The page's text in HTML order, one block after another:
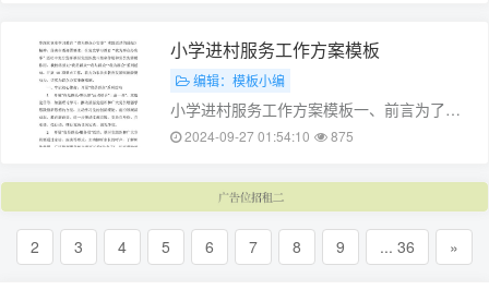
1. 提高员工的业务素质和工作能力，增强业
务水平。2. 提高团队协作精神……
小学进村服务工作方案模板
编辑：模板小编
小学进村服务工作方案模板一、前言为了贯
彻落实国家关于农村教育的重要政策，进一
的作用，我们小学决定组织一支进村服务团
队，赴乡村开展为期一周的服务活动。本文
为此次服务工作方案，旨在明确服务内容、
组……
2024-09-27 01:54:10 875
2 3 4 5 6 7 8 9 ... 36 »